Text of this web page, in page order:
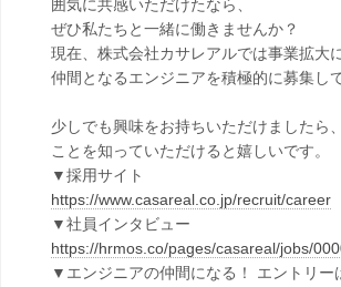
囲気に共感いただけたなら、
ぜひ私たちと一緒に働きませんか？
現在、株式会社カサレアルでは事業拡大
仲間となるエンジニアを積極的に募集し
少しでも興味をお持ちいただけましたら
ことを知っていただけると嬉しいです。
▼採用サイト
https://www.casareal.co.jp/recruit/career
▼社員インタビュー
https://hrmos.co/pages/casareal/jobs/
▼エンジニアの仲間になる！ エントリー